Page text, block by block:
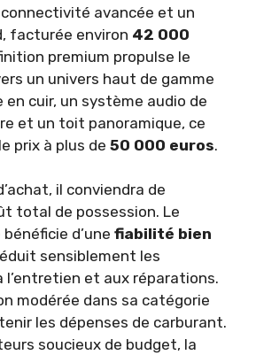
avancée et un
facturée environ 42 000
premium propulse le
un univers haut de gamme
en cuir, un système audio de
et un toit panoramique, ce
prix à plus de 50 000 euros.
il conviendra de
total de possession. Le
d’une fiabilité bien
sensiblement les
l’entretien et aux réparations.
modérée dans sa catégorie
les dépenses de carburant.
soucieux de budget, la